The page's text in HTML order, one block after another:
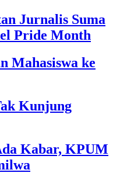
Jurnalis Suma
Pride Month
Mahasiswa ke
Kunjung
Kabar, KPUM